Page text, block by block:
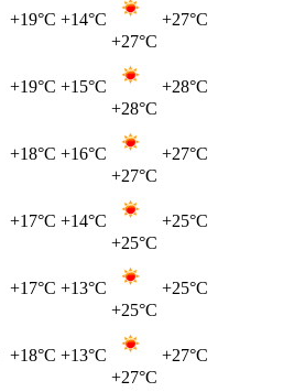
+19°C +14°C
+27°C
+27°C
+19°C +15°C
+28°C
+28°C
+18°C +16°C
+27°C
+27°C
+17°C +14°C
+25°C
+25°C
+17°C +13°C
+25°C
+25°C
+18°C +13°C
+27°C
+27°C